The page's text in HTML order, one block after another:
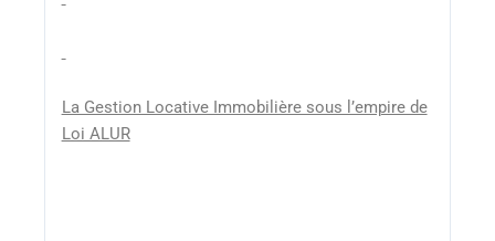
La Gestion Locative Immobilière sous l’empire de
Loi ALUR